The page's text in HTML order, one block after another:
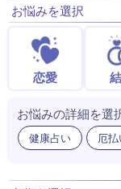
お悩みを選択
恋愛
お悩みの詳細を選
健康占い 厄